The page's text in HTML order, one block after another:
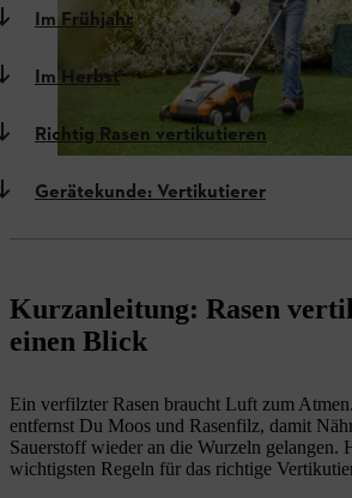
Im Frühjahr
Im Herbst
Richtig Rasen vertikutieren
Gerätekunde: Vertikutierer
Kurzanleitung: Rasen
einen Blick
Ein verfilzter Rasen braucht Luft zum
entfernst Du Moos und Rasenfilz, damit
Sauerstoff wieder an die Wurzeln gelangen.
wichtigsten Regeln für das richtige